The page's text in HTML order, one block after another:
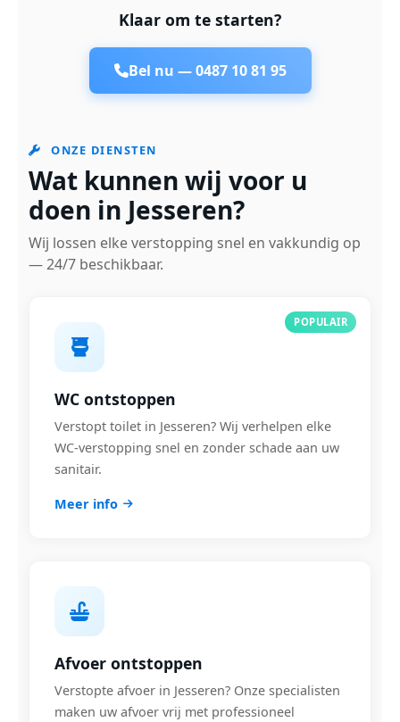
Klaar om te starten?
Bel nu —0487 10 81 95
ONZE DIENSTEN
Wat kunnen wij voor u
doen in Jesseren?
Wij lossen elke verstopping snel en vakkundig op
— 24/7 beschikbaar.
POPULAIR
WC ontstoppen
Verstopt toilet in Jesseren? Wij verhelpen elke
WC-verstopping snel en zonder schade aan uw
sanitair.
Meer info
Afvoer ontstoppen
Verstopte afvoer in Jesseren? Onze specialisten
maken uw afvoer vrij met professioneel